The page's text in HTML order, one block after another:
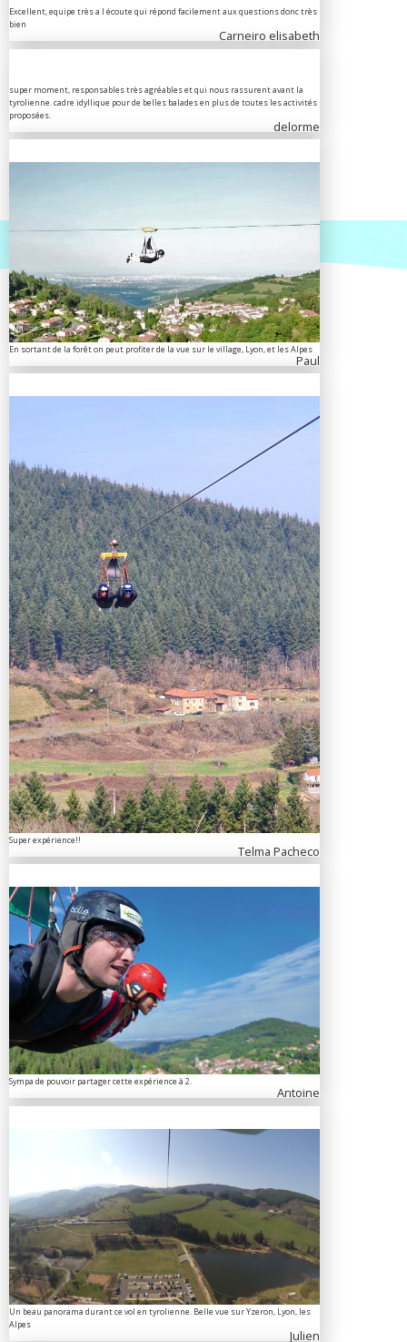
Excellent, equipe très a l écoute qui répond facilement aux questions donc très
bien
Carneiro elisabeth
super moment, responsables très agréables et qui nous rassurent avant la
tyrolienne. cadre idyllique pour de belles balades en plus de toutes les activités
proposées.
delorme
En sortant de la forêt on peut profiter de la vue sur le village, Lyon, et les Alpes
Paul
Super expérience!!
Telma Pacheco
Sympa de pouvoir partager cette expérience à 2.
Antoine
Un beau panorama durant ce vol en tyrolienne. Belle vue sur Yzeron, Lyon, les
Alpes
Julien